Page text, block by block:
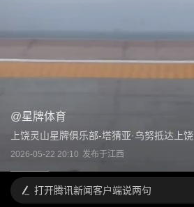
@星牌体育
上饶灵山星牌俱乐部-塔猜亚·乌努抵达上饶
2026-05-22 20:10 发布于江西
打开腾讯新闻客户端说两句